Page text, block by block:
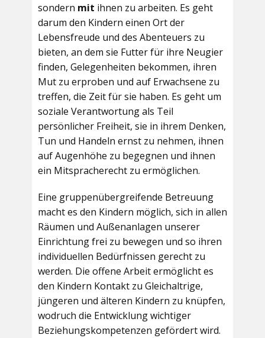
sondern mit ihnen zu arbeiten. Es geht
darum den Kindern einen Ort der
Lebensfreude und des Abenteuers zu
bieten, an dem sie Futter für ihre Neugier
finden, Gelegenheiten bekommen, ihren
Mut zu erproben und auf Erwachsene zu
treffen, die Zeit für sie haben. Es geht um
soziale Verantwortung als Teil
persönlicher Freiheit, sie in ihrem Denken,
Tun und Handeln ernst zu nehmen, ihnen
auf Augenhöhe zu begegnen und ihnen
ein Mitspracherecht zu ermöglichen.
Eine gruppenübergreifende Betreuung
macht es den Kindern möglich, sich in allen
Räumen und Außenanlagen unserer
Einrichtung frei zu bewegen und so ihren
individuellen Bedürfnissen gerecht zu
werden. Die offene Arbeit ermöglicht es
den Kindern Kontakt zu Gleichaltrige,
jüngeren und älteren Kindern zu knüpfen,
wodruch die Entwicklung wichtiger
Beziehungskompetenzen gefördert wird.